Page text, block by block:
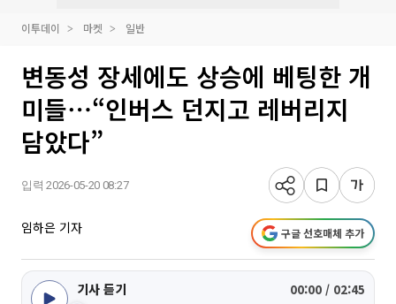
이투데이 마켓 일반
변동성 장세에도 상승에 베팅한 개
미들⋯“인버스 던지고 레버리지
담았다”
입력 2026-05-20 08:27
임하은 기자 구글 선호매체 추가
기사 듣기 00:00 / 02:45